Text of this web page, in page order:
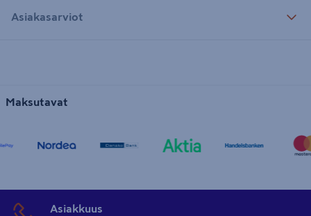
Asiakasarviot
Maksutavat
Asiakkuus